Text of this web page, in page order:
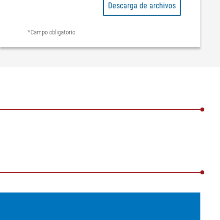
*Campo obligatorio
Descarga de archivos